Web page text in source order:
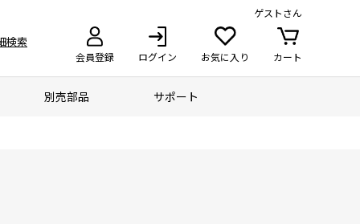
検索
会員登録 ログイン お気に入り カート
ゲストさん
別売部品 サポート